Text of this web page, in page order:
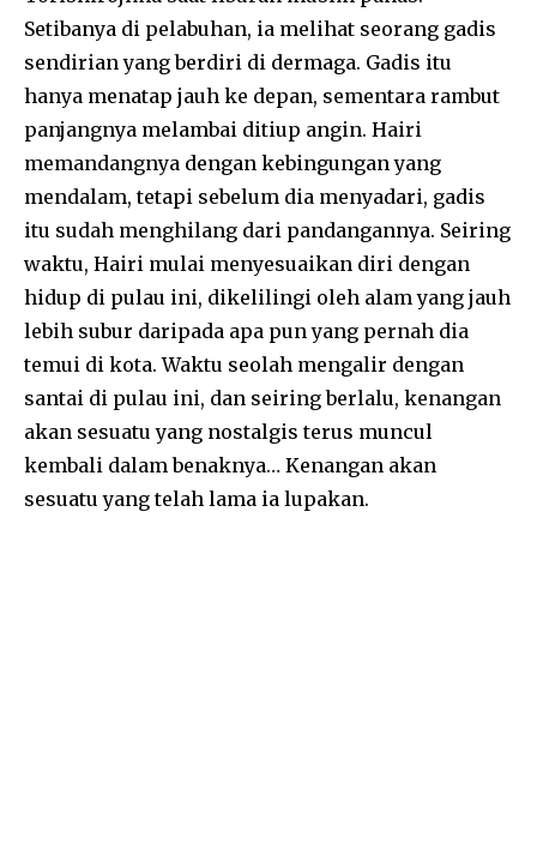
Setibanya di pelabuhan, ia melihat seorang gadis
sendirian yang berdiri di dermaga. Gadis itu
hanya menatap jauh ke depan, sementara rambut
panjangnya melambai ditiup angin. Hairi
memandangnya dengan kebingungan yang
mendalam, tetapi sebelum dia menyadari, gadis
itu sudah menghilang dari pandangannya. Seiring
waktu, Hairi mulai menyesuaikan diri dengan
hidup di pulau ini, dikelilingi oleh alam yang jauh
lebih subur daripada apa pun yang pernah dia
temui di kota. Waktu seolah mengalir dengan
santai di pulau ini, dan seiring berlalu, kenangan
akan sesuatu yang nostalgis terus muncul
kembali dalam benaknya… Kenangan akan
sesuatu yang telah lama ia lupakan.